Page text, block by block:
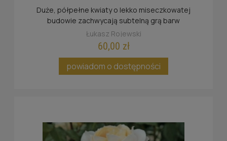
Duże, półpełne kwiaty o lekko miseczkowatej
budowie zachwycają subtelną grą barw
Łukasz Rojewski
60,00 zł
powiadom o dostępności